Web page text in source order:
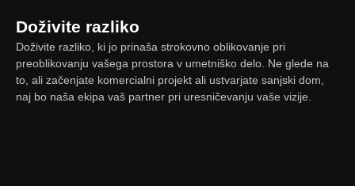
Doživite razliko
Doživite razliko, ki jo prinaša strokovno oblikovanje pri
preoblikovanju vašega prostora v umetniško delo. Ne glede na
to, ali začenjate komercialni projekt ali ustvarjate sanjski dom,
naj bo naša ekipa vaš partner pri uresničevanju vaše vizije.